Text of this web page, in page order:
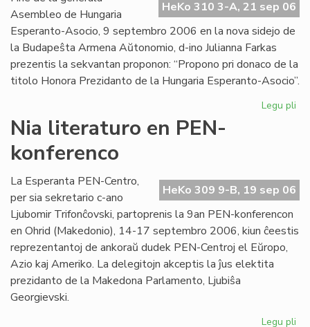
HeKo 310 3-A, 21 sep 06
Asembleo de Hungaria
Esperanto-Asocio, 9 septembro 2006 en la nova sidejo de
la Budapeŝta Armena Aŭtonomio, d-ino Julianna Farkas
prezentis la sekvantan proponon: “Propono pri donaco de la
titolo Honora Prezidanto de la Hungaria Esperanto-Asocio”.
Legu pli
Nia literaturo en PEN-
konferenco
HeKo 309 9-B, 19 sep 06
La Esperanta PEN-Centro,
per sia sekretario c-ano
Ljubomir Trifonĉovski, partoprenis la 9an PEN-konferencon
en Ohrid (Makedonio), 14-17 septembro 2006, kiun ĉeestis
reprezentantoj de ankoraŭ dudek PEN-Centroj el Eŭropo,
Azio kaj Ameriko. La delegitojn akceptis la ĵus elektita
prezidanto de la Makedona Parlamento, Ljubiŝa
Georgievski.
Legu pli